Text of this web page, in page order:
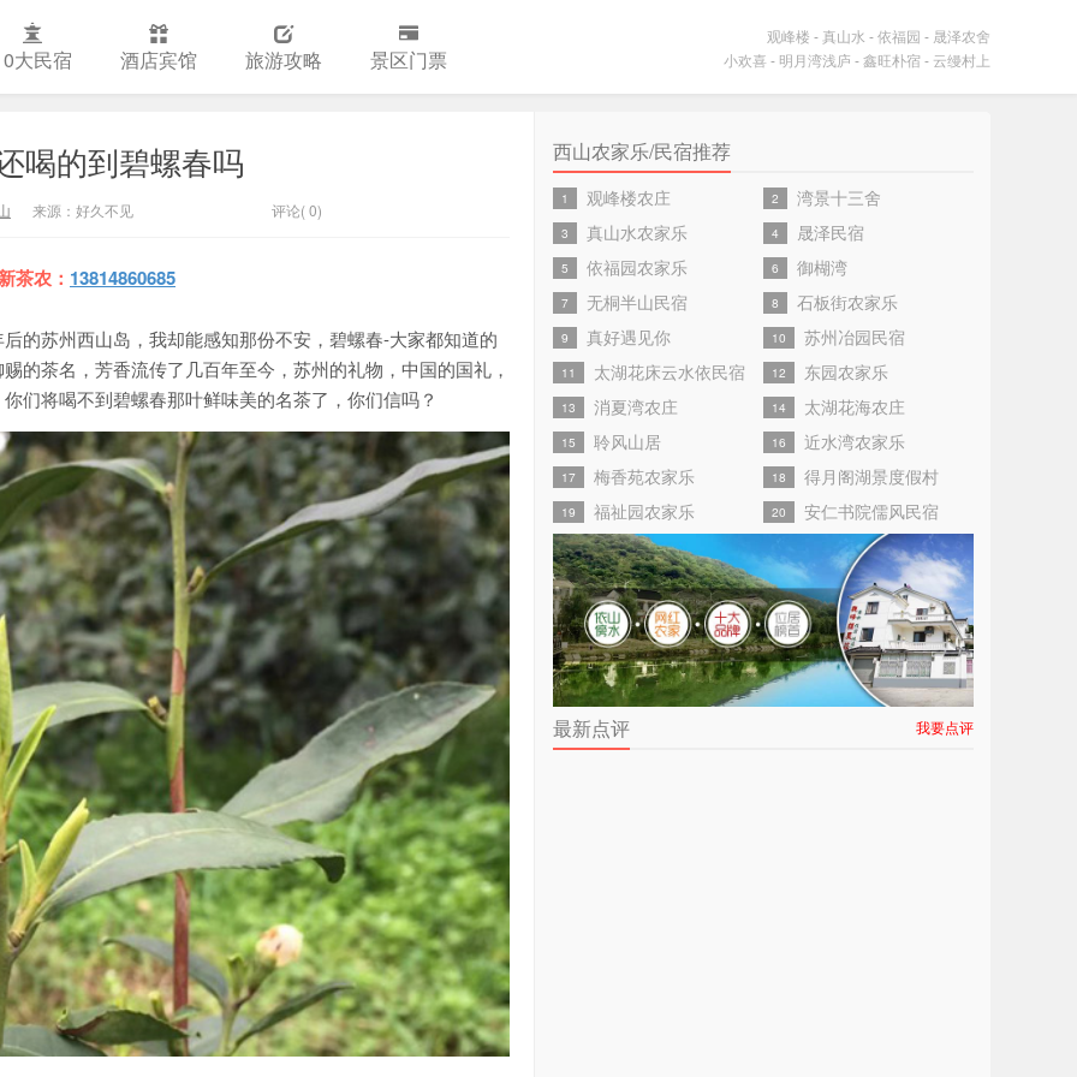
大民宿 酒店宾馆 旅游攻略 景区门票
观峰楼 - 真山水 -依福园 - 晟泽农舍
小欢喜- 明月湾浅庐 -鑫旺朴宿- 云缦村上
喝的到碧螺春吗
来源：好久不见 评论( 0)
茶农 ： 13814860685
的苏州西山岛，我却能感知那份不安，碧螺春-大家都知道的
的茶名，芳香流传了几百年至今，苏州的礼物，中国的国礼，
们将喝不到碧螺春那叶鲜味美的名茶了，你们信吗？
西山农家乐/民宿推荐
1 观峰楼农庄 2 湾景十三舍
3 真山水农家乐 4 晟泽民宿
5 依福园农家乐 6 御楜湾
7 无桐半山民宿 8 石板街农家乐
9 真好遇见你 10 苏州冶园民宿
11 太湖花床云水依民宿 12 东园农家乐
13 消夏湾农庄 14 太湖花海农庄
15 聆风山居 16 近水湾农家乐
17 梅香苑农家乐 18 得月阁湖景度假村
19 福祉园农家乐 20 安仁书院儒风民宿
最新点评 我要点评